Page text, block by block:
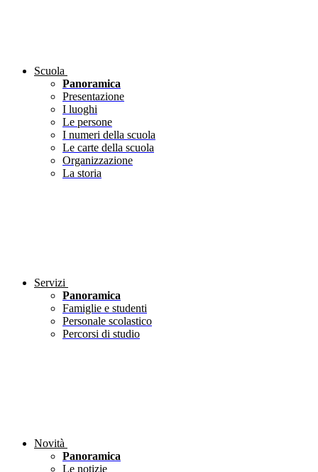
Scuola
Panoramica
Presentazione
I luoghi
Le persone
I numeri della scuola
Le carte della scuola
Organizzazione
La storia
Servizi
Panoramica
Famiglie e studenti
Personale scolastico
Percorsi di studio
Novità
Panoramica
Le notizie